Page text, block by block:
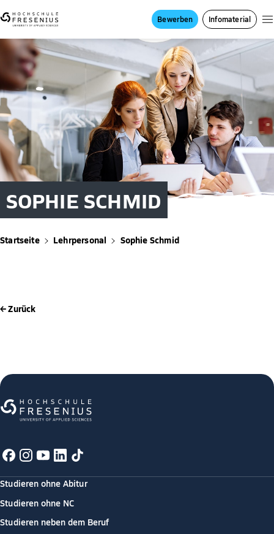
Bewerben Infomaterial
SOPHIE SCHMID
Startseite Lehrpersonal Sophie Schmid
← Zurück
Studieren ohne Abitur
Studieren ohne NC
Studieren neben dem Beruf